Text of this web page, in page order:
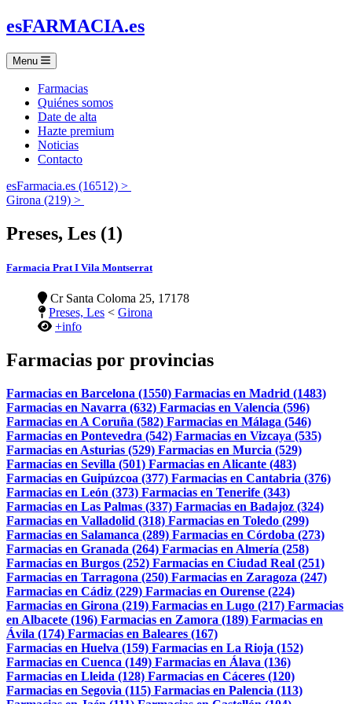
esFARMACIA.es
Menu
Farmacias
Quiénes somos
Date de alta
Hazte premium
Noticias
Contacto
esFarmacia.es (16512) >
Girona (219) >
Preses, Les (1)
Farmacia Prat I Vila Montserrat
Cr Santa Coloma 25, 17178
Preses, Les < Girona
+info
Farmacias por provincias
Farmacias en Barcelona (1550) Farmacias en Madrid (1483)
Farmacias en Navarra (632) Farmacias en Valencia (596)
Farmacias en A Coruña (582) Farmacias en Málaga (546)
Farmacias en Pontevedra (542) Farmacias en Vizcaya (535)
Farmacias en Asturias (529) Farmacias en Murcia (529)
Farmacias en Sevilla (501) Farmacias en Alicante (483)
Farmacias en Guipúzcoa (377) Farmacias en Cantabria (376)
Farmacias en León (373) Farmacias en Tenerife (343)
Farmacias en Las Palmas (337) Farmacias en Badajoz (324)
Farmacias en Valladolid (318) Farmacias en Toledo (299)
Farmacias en Salamanca (289) Farmacias en Córdoba (273)
Farmacias en Granada (264) Farmacias en Almería (258)
Farmacias en Burgos (252) Farmacias en Ciudad Real (251)
Farmacias en Tarragona (250) Farmacias en Zaragoza (247)
Farmacias en Cádiz (229) Farmacias en Ourense (224)
Farmacias en Girona (219) Farmacias en Lugo (217) Farmacias
en Albacete (196) Farmacias en Zamora (189) Farmacias en
Ávila (174) Farmacias en Baleares (167)
Farmacias en Huelva (159) Farmacias en La Rioja (152)
Farmacias en Cuenca (149) Farmacias en Álava (136)
Farmacias en Lleida (128) Farmacias en Cáceres (120)
Farmacias en Segovia (115) Farmacias en Palencia (113)